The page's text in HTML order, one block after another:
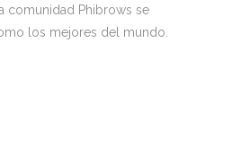
comunidad Phibrows se
los mejores del mundo.